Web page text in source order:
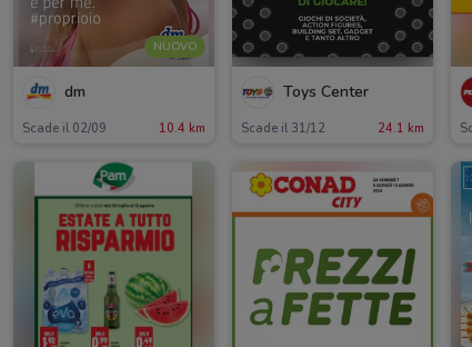
NUOVO
dm
Scade il 02/09 10.4 km
Toys Center
Scade il 31/12 24.1 km